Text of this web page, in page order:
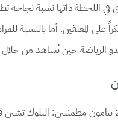
اللحظة ذاتها نسبة نجاحه
على المعلقين. أما بالنسبة للم
تبدو الرياضة حين تُشاهد من
هناك سبب يجعل المراهنين المصريين في